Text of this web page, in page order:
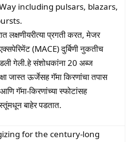
including pulsars, blazars,
लक्षणीयरीत्या प्रगती करत, मेजर
(MACE) दुर्बिणी नुकतीच
गेली.हे संशोधकांना 20 अब्ज
जास्त ऊर्जेसह गॅमा किरणांचा तपास
गॅमा-किरणांच्या स्फोटांसह
बाहेर पडतात.
for the century-long